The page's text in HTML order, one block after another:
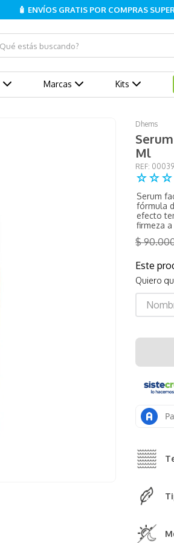
🧴 ENVÍOS GRATIS POR COMPRAS
estás buscando?
Marcas Kits
Dhems
Ml
:
☆☆☆
Serum
fórmula
efecto
firmeza
$ 90.
Este
Quiero